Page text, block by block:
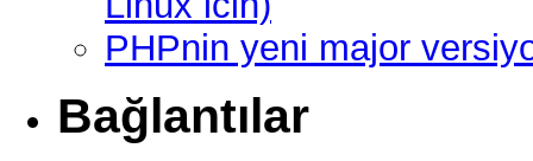
PHPnin yeni major
Bağlantılar